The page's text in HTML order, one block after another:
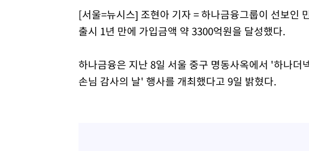
[서울=뉴시스] 조현아 기자 = 하나금융그룹이 선보인
출시 1년 만에 가입금액 약 3300억원을 달성했다.
하나금융은 지난 8일 서울 중구 명동사옥에서 '하나
손님 감사의 날' 행사를 개최했다고 9일 밝혔다.